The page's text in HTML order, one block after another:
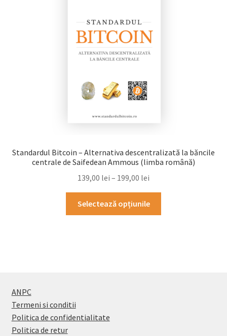
Standardul Bitcoin – Alternativa descentralizată la băncile
centrale de Saifedean Ammous (limba română)
139,00 lei – 199,00 lei
Selectează opțiunile
ANPC
Termeni si conditii
Politica de confidentialitate
Politica de retur